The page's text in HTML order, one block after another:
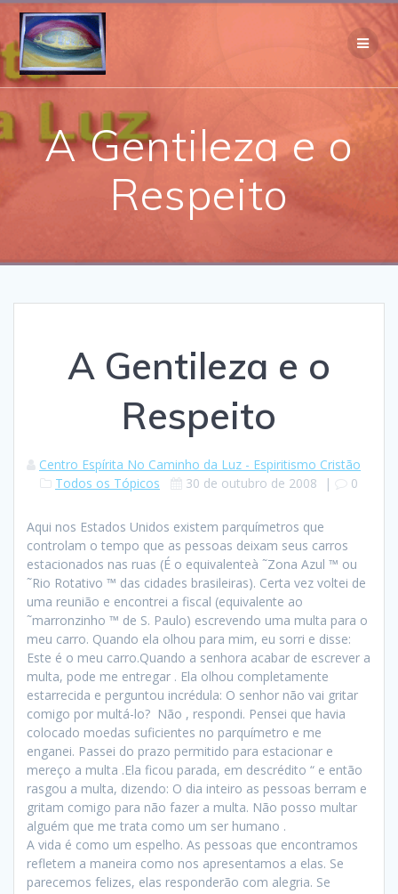
Skip
A Gentileza e o
Respeito
A Gentileza e o
Respeito
Centro Espírita No Caminho da Luz - Espiritismo Cristão
Todos os Tópicos
30 de outubro de 2008 | 0
Aqui nos Estados Unidos existem parquímetros que
controlam o tempo que as pessoas deixam seus carros
estacionados nas ruas (É o equivalenteà ˜Zona Azul ™ ou
˜Rio Rotativo ™ das cidades brasileiras). Certa vez voltei de
uma reunião e encontrei a fiscal (equivalente ao
˜marronzinho ™ de S. Paulo) escrevendo uma multa para o
meu carro. Quando ela olhou para mim, eu sorri e disse:
Este é o meu carro.Quando a senhora acabar de escrever a
multa, pode me entregar . Ela olhou completamente
estarrecida e perguntou incrédula: O senhor não vai gritar
comigo por multá-lo?  Não , respondi. Pensei que havia
colocado moedas suficientes no parquímetro e me
enganei. Passei do prazo permitido para estacionar e
mereço a multa .Ela ficou parada, em descrédito “ e então
rasgou a multa, dizendo: O dia inteiro as pessoas berram e
gritam comigo para não fazer a multa. Não posso multar
alguém que me trata como um ser humano .
A vida é como um espelho. As pessoas que encontramos
refletem a maneira como nos apresentamos a elas. Se
parecemos felizes, elas responderão com alegria. Se